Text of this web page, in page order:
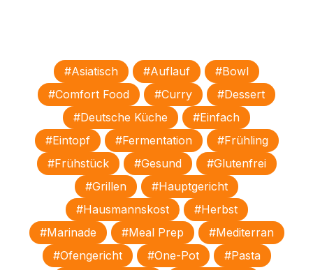
#asiatisch #Auflauf
#Bowl
#comfort Food
#Curry
#Dessert
#deutsche Küche
#einfach
#Eintopf
#Fermentation
#Frühling
#Frühstück
#gesund
#glutenfrei
#Grillen
#Hauptgericht
#Hausmannskost
#Herbst
#Marinade
#Meal Prep
#mediterran
#Ofengericht
#One-Pot
#Pasta